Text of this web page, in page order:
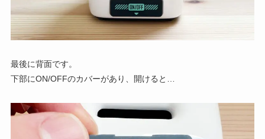
最後に背面です。
下部にON/OFFのカバーがあり、開けると…